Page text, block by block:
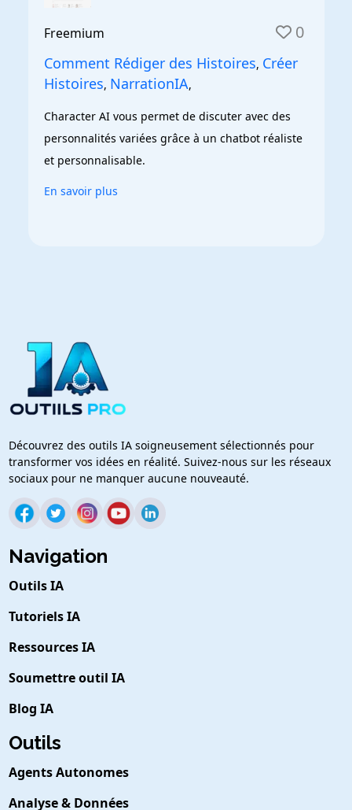
Freemium 0
Comment Rédiger des Histoires, Créer
Histoires, NarrationIA,
Character AI vous permet de discuter avec des
personnalités variées grâce à un chatbot réaliste
et personnalisable.
En savoir plus
Découvrez des outils IA soigneusement sélectionnés pour
transformer vos idées en réalité. Suivez-nous sur les réseaux
sociaux pour ne manquer aucune nouveauté.
Navigation
Outils IA
Tutoriels IA
Ressources IA
Soumettre outil IA
Blog IA
Outils
Agents Autonomes
Analyse & Données